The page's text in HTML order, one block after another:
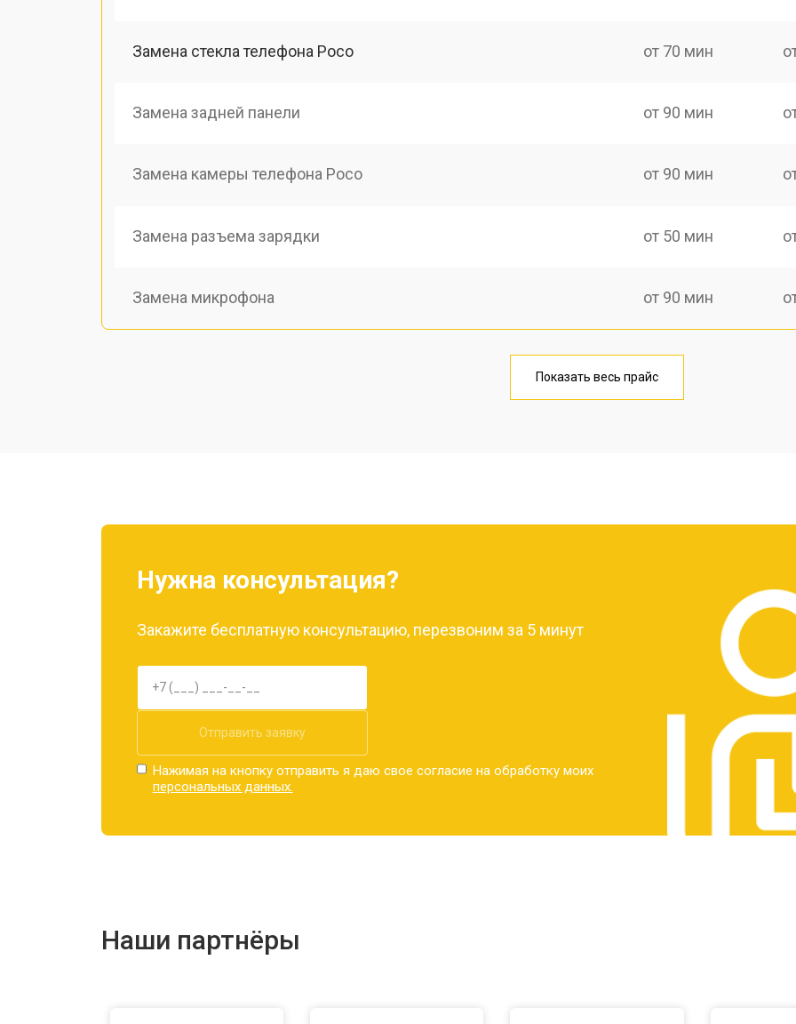
Замена стекла телефона Poco от 70 мин
Замена задней панели от 90 мин
Замена камеры телефона Poco от 90 мин
Замена разъема зарядки от 50 мин
Замена микрофона от 90 мин
от 60 мин
Показать весь прайс
Нужна консультация?
Закажите бесплатную консультацию, перезвоним за 5 минут
Отправить заявку
Нажимая на кнопку отправить я даю свое согласие на обработку моих
персональных данных.
Наши партнёры